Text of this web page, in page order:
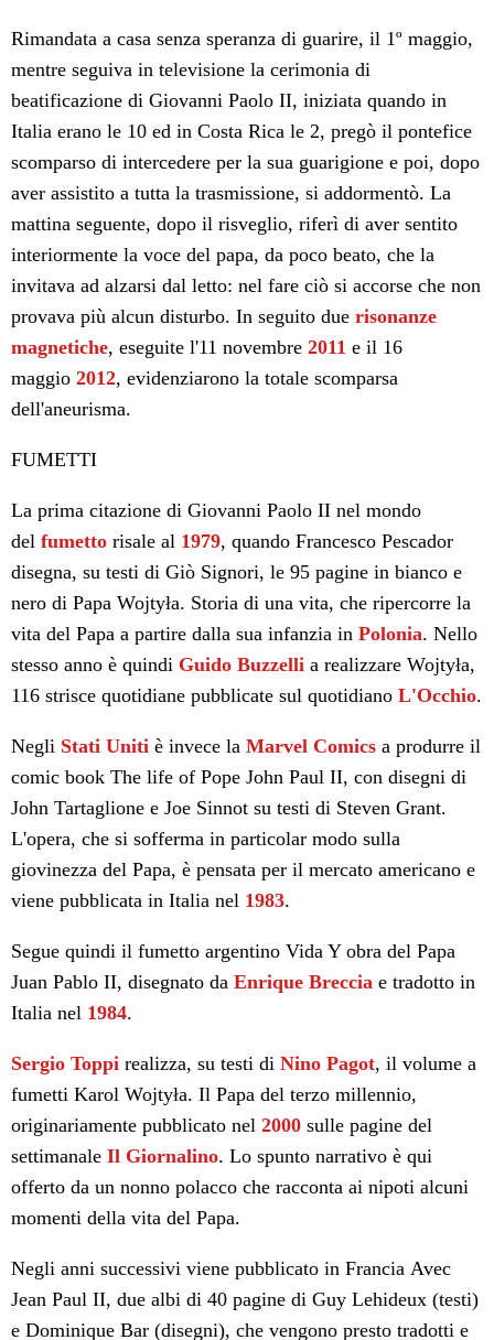
Rimandata a casa senza speranza di guarire, il 1º maggio,
mentre seguiva in televisione la cerimonia di
beatificazione di Giovanni Paolo II, iniziata quando in
Italia erano le 10 ed in Costa Rica le 2, pregò il pontefice
scomparso di intercedere per la sua guarigione e poi, dopo
aver assistito a tutta la trasmissione, si addormentò. La
mattina seguente, dopo il risveglio, riferì di aver sentito
interiormente la voce del papa, da poco beato, che la
invitava ad alzarsi dal letto: nel fare ciò si accorse che non
provava più alcun disturbo. In seguito due risonanze
magnetiche, eseguite l'11 novembre 2011 e il 16
maggio 2012, evidenziarono la totale scomparsa
dell'aneurisma.
FUMETTI
La prima citazione di Giovanni Paolo II nel mondo
del fumetto risale al 1979, quando Francesco Pescador
disegna, su testi di Giò Signori, le 95 pagine in bianco e
nero di Papa Wojtyła. Storia di una vita, che ripercorre la
vita del Papa a partire dalla sua infanzia in Polonia. Nello
stesso anno è quindi Guido Buzzelli a realizzare Wojtyła,
116 strisce quotidiane pubblicate sul quotidiano L'Occhio.
Negli Stati Uniti è invece la Marvel Comics a produrre il
comic book The life of Pope John Paul II, con disegni di
John Tartaglione e Joe Sinnot su testi di Steven Grant.
L'opera, che si sofferma in particolar modo sulla
giovinezza del Papa, è pensata per il mercato americano e
viene pubblicata in Italia nel 1983.
Segue quindi il fumetto argentino Vida Y obra del Papa
Juan Pablo II, disegnato da Enrique Breccia e tradotto in
Italia nel 1984.
Sergio Toppi realizza, su testi di Nino Pagot, il volume a
fumetti Karol Wojtyła. Il Papa del terzo millennio,
originariamente pubblicato nel 2000 sulle pagine del
settimanale Il Giornalino. Lo spunto narrativo è qui
offerto da un nonno polacco che racconta ai nipoti alcuni
momenti della vita del Papa.
Negli anni successivi viene pubblicato in Francia Avec
Jean Paul II, due albi di 40 pagine di Guy Lehideux (testi)
e Dominique Bar (disegni), che vengono presto tradotti e